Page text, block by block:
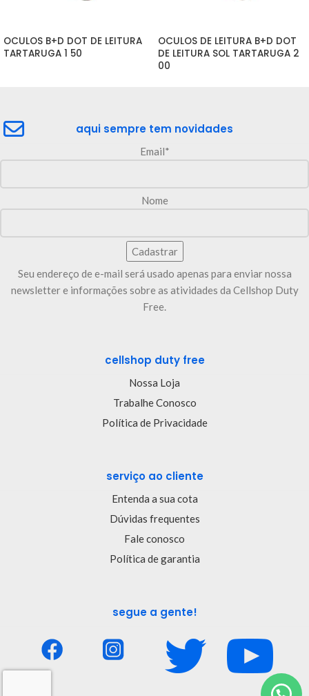
OCULOS B+D DOT DE LEITURA
TARTARUGA 1 50
OCULOS DE LEITURA B+D DOT
DE LEITURA SOL TARTARUGA 2
00
aqui sempre tem novidades
Email*
Nome
Seu endereço de e-mail será usado apenas para enviar nossa
newsletter e informações sobre as atividades da Cellshop Duty
Free.
cellshop duty free
Nossa Loja
Trabalhe Conosco
Política de Privacidade
serviço ao cliente
Entenda a sua cota
Dúvidas frequentes
Fale conosco
Política de garantia
segue a gente!